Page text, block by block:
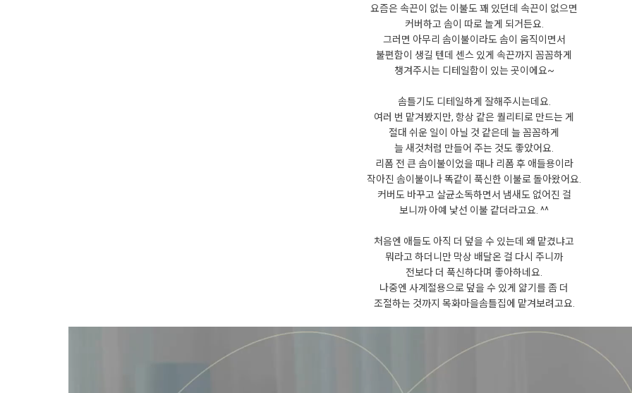
요즘은 속끈이 없는 이불도 꽤 있던데 속끈이 없으면
커버하고 솜이 따로 놀게 되거든요.
그러면 아무리 솜이불이라도 솜이 움직이면서
불편함이 생길 텐데 센스 있게 속끈까지 꼼꼼하게
챙겨주시는 디테일함이 있는 곳이에요~
솜틀기도 디테일하게 잘해주시는데요.
여러 번 맡겨봤지만, 항상 같은 퀄리티로 만드는 게
절대 쉬운 일이 아닐 것 같은데 늘 꼼꼼하게
늘 새것처럼 만들어 주는 것도 좋았어요.
리폼 전 큰 솜이불이었을 때나 리폼 후 애들용이라
작아진 솜이불이나 똑같이 푹신한 이불로 돌아왔어요.
커버도 바꾸고 살균소독하면서 냄새도 없어진 걸
보니까 아예 낯선 이불 같더라고요. ^^
처음엔 애들도 아직 더 덮을 수 있는데 왜 맡겼냐고
뭐라고 하더니만 막상 배달온 걸 다시 주니까
전보다 더 푹신하다며 좋아하네요.
나중엔 사계절용으로 덮을 수 있게 얇기를 좀 더
조절하는 것까지 목화마을솜틀집에 맡겨보려고요.